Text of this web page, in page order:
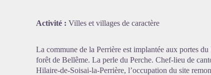
Activité : Villes et villages de caractère
La commune de la Perrière est implantée aux portes
forêt de Bellême. La perle du Perche. Chef-lieu de
Hilaire-de-Soisai-la-Perrière, l’occupation du site